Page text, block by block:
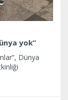
yok”
Dünya